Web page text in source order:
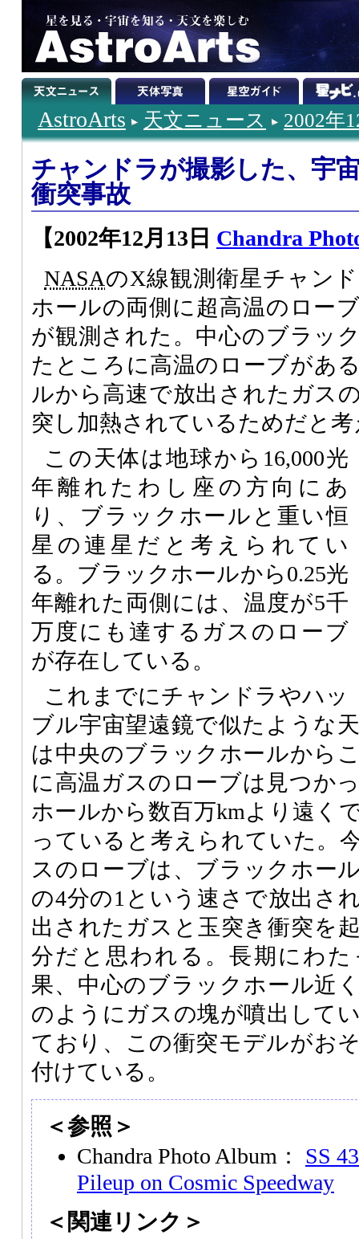
AstroArts 天文ニュース 2002年
チャンドラが撮影した、宇
衝突事故
【2002年12月13日 Chandra
NASAのX線観測衛星チャン
ホールの両側に超高温のロー
が観測された。中心のブラッ
たところに高温のローブがあ
ルから高速で放出されたガス
突し加熱されているためだと
この天体は地球から16,000光
年離れたわし座の方向にあ
り、ブラックホールと重い恒
星の連星だと考えられてい
る。ブラックホールから0.25光
年離れた両側には、温度が5千
万度にも達するガスのローブ
が存在している。
これまでにチャンドラやハッ
ブル宇宙望遠鏡で似たような
は中央のブラックホールから
に高温ガスのローブは見つか
ホールから数百万kmより遠く
っていると考えられていた。
スのローブは、ブラックホー
の4分の1という速さで放出さ
出されたガスと玉突き衝突を
分だと思われる。長期にわ
果、中心のブラックホール近
のようにガスの塊が噴出して
ており、この衝突モデルがお
付けている。
＜参照＞
Chandra Photo Album： SS
Pileup on Cosmic Speedway
＜関連リンク＞